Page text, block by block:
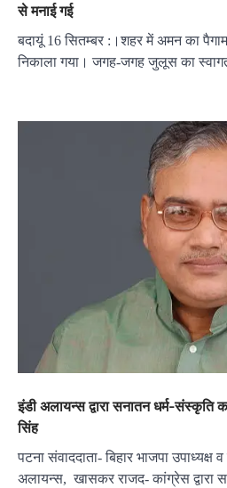
से मनाई गई
बदायूं 16 सितम्बर :।शहर में अमन का
निकाला गया। जगह-जगह जुलूस का
इंडी अलायन्स द्वारा सनातन धर्म-संस्कृति
सिंह
पटना संवाददाता- बिहार भाजपा उपाध्यक्ष
अलायन्स, खासकर राजद- कांग्रेस द्वारा